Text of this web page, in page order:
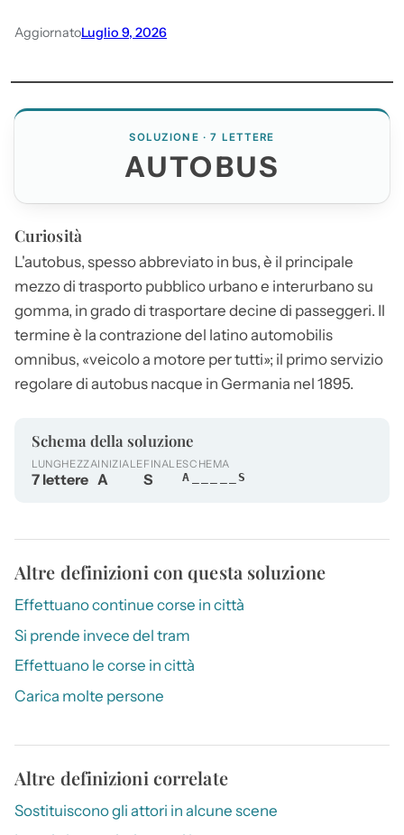
AggiornatoLuglio 9, 2026
SOLUZIONE · 7 LETTERE
AUTOBUS
Curiosità
L'autobus, spesso abbreviato in bus, è il principale
mezzo di trasporto pubblico urbano e interurbano su
gomma, in grado di trasportare decine di passeggeri. Il
termine è la contrazione del latino automobilis
omnibus, «veicolo a motore per tutti»; il primo servizio
regolare di autobus nacque in Germania nel 1895.
Schema della soluzione
LUNGHEZZA
7 lettere
INIZIALE
A
FINALE
S
SCHEMA
A_____S
Altre definizioni con questa soluzione
Effettuano continue corse in città
Si prende invece del tram
Effettuano le corse in città
Carica molte persone
Altre definizioni correlate
Sostituiscono gli attori in alcune scene